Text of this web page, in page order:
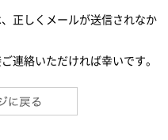
正しくメールが送信されなか
連絡いただければ幸いです。